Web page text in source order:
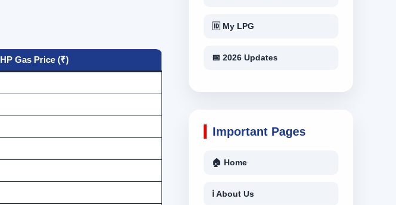
HP Gas Price (₹)
🆔 My LPG
📅 2026 Updates
Important Pages
🏠 Home
ℹ About Us